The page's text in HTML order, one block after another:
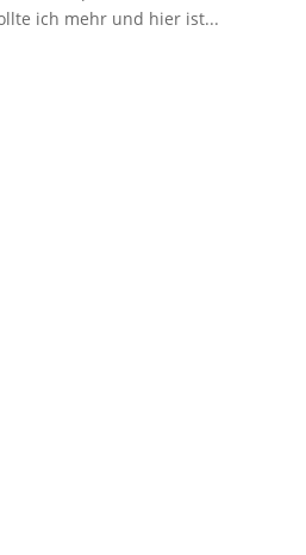
ich mehr und hier ist...